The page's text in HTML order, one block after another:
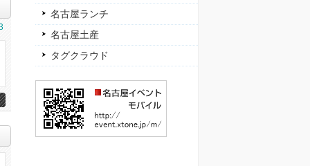
名古屋ランチ
名古屋土産
タグクラウド